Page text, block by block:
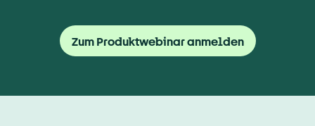
Zum Produktwebinar anmelden